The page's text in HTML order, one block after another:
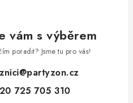
vám s výběrem
poradit? Jsme tu pro vás!
@partyzon.cz
725 705 310